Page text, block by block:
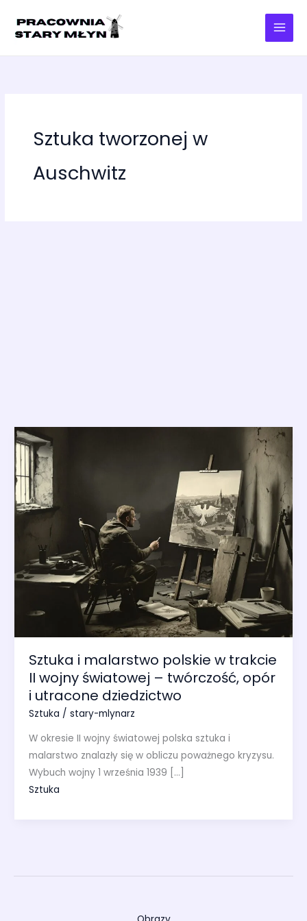
treści
Sztuka tworzonej w
Auschwitz
Sztuka i malarstwo polskie w trakcie
II wojny światowej – twórczość, opór
i utracone dziedzictwo
Sztuka / stary-mlynarz
W okresie II wojny światowej polska sztuka i
malarstwo znalazły się w obliczu poważnego kryzysu.
Wybuch wojny 1 września 1939 […]
Sztuka